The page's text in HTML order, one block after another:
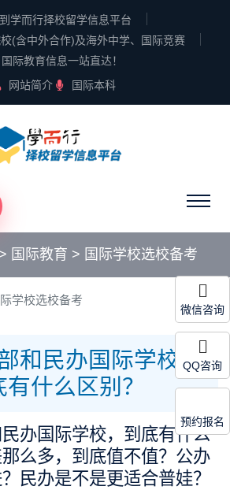
学而行择校留学信息平台
(含中外合作)及海外中学、国际竞赛
国际教育信息一站直达！
网站简介
国际本科
> 国际教育 > 国际学校选校备考
学校选校备考
和民办国际学校，
有什么区别？
办国际学校，到底有什么
么多，到底值不值？公办
民办是不是更适合普娃？
微信咨询
QQ咨询
预约报名